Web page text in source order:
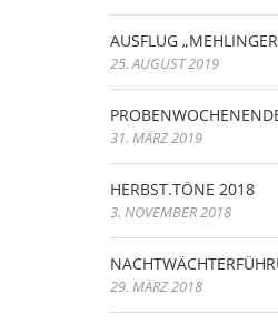
AUSFLUG
25. AUGUST 2019
31. MÄRZ 2019
HERBST.TÖNE 2018
3. NOVEMBER 2018
29. MÄRZ 2018